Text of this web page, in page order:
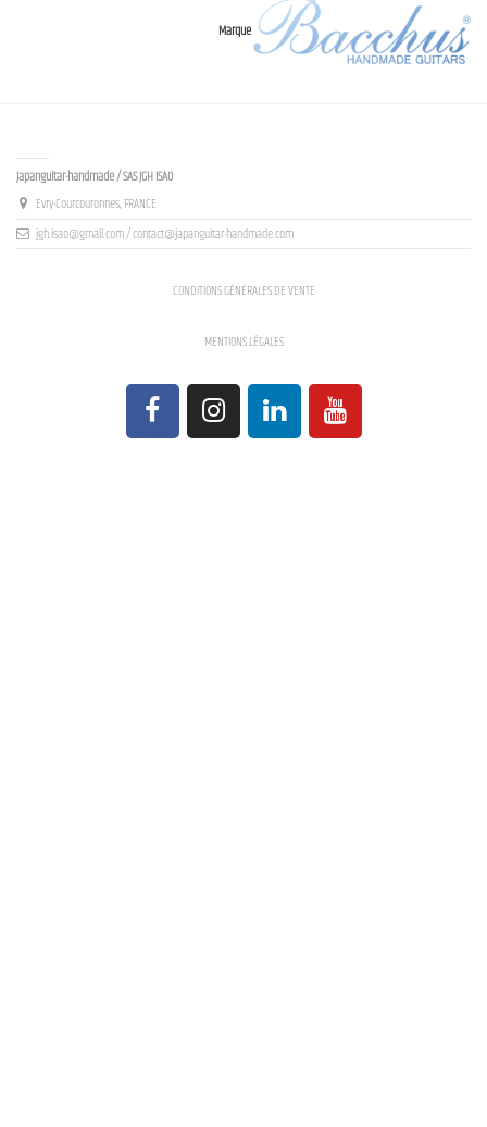
Marque
Japanguitar-handmade / SAS JGH ISAO
Evry-Courcouronnes, FRANCE
jgh.isao@gmail.com / contact@japanguitar-handmade.com
CONDITIONS GÉNÉRALES DE VENTE
MENTIONS LÉGALES